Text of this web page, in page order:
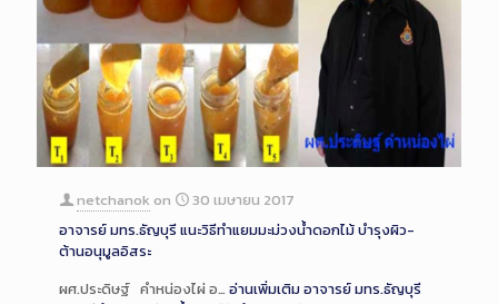
netchanok on
30 เมษายน 2017
อาจารย์ มทร.ธัญบุรี แนะวิธีทำแยมมะม่วงน้ำดอกไม้ บำรุงผิว-
ต้านอนุมูลอิสระ
ผศ.ประดิษฐ์ คำหน่องไผ่ อ… อ่านเพิ่มเติมอาจารย์ มทร.ธัญบุรี